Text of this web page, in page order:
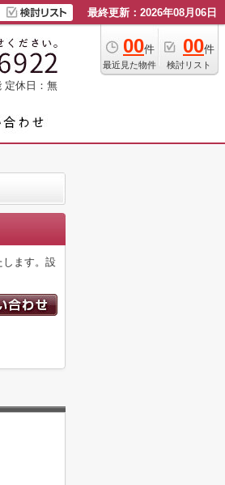
最終更新：2026年08月06日
00件
最近見た物件
00件
検討リスト
定休日：無
します。設